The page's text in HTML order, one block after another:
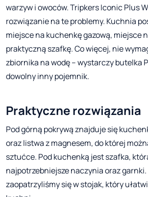
warzyw i owoców. Tripkers Iconic Plus
rozwiązanie na te problemy. Kuchnia
miejsce na kuchenkę gazową, miejsce
praktyczną szafkę. Co więcej, nie
zbiornika na wodę – wystarczy butelka
dowolny inny pojemnik.
Praktyczne rozwiązania
Pod górną pokrywą znajduje się
oraz listwa z magnesem, do której
sztućce. Pod kuchenką jest szafka,
najpotrzebniejsze naczynia oraz
zaopatrzyliśmy się w stojak, który